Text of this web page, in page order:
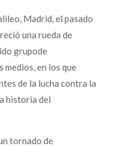
Madrid, el pasado
una rueda de
grupode
en los que
de la lucha contra la
historia del
tornado de